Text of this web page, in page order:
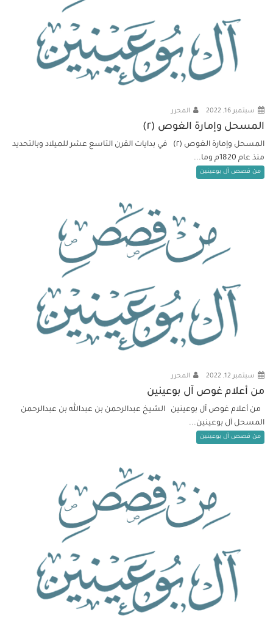
سبتمبر 16, 2022 المحرر
المسحل وإمارة الغوص (٢)
المسحل وإمارة الغوص (٢) في بدايات القرن التاسع عشر للميلاد وبالتحديد
منذ عام 1820م وما...
من قصص آل بوعينين
سبتمبر 12, 2022 المحرر
من أعلام غوص آل بوعينين
من أعلام غوص آل بوعينين الشيخ عبدالرحمن بن عبدالله بن عبدالرحمن
المسحل آل بوعينين...
من قصص آل بوعينين